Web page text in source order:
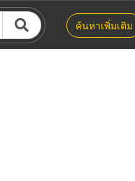
ค้นหาเพิ่มเติม